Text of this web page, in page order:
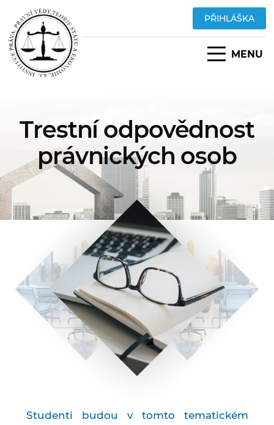
PŘIHLÁŠKA
MENU
Trestní odpovědnost
právnických osob
Studenti budou v tomto tematickém